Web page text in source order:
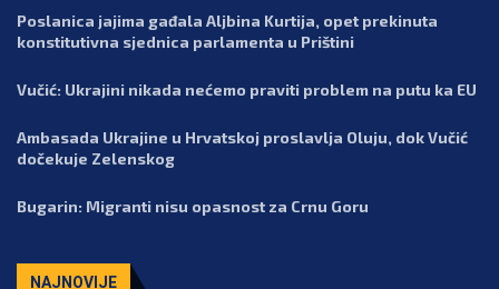
Poslanica jajima gađala Aljbina Kurtija, opet prekinuta
konstitutivna sjednica parlamenta u Prištini
Vučić: Ukrajini nikada nećemo praviti problem na putu ka EU
Ambasada Ukrajine u Hrvatskoj proslavlja Oluju, dok Vučić
dočekuje Zelenskog
Bugarin: Migranti nisu opasnost za Crnu Goru
NAJNOVIJE